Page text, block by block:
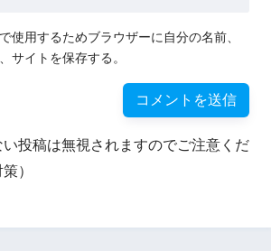
使用するためブラウザーに自分の名前、
サイトを保存する。
い投稿は無視されますのでご注意くだ
）